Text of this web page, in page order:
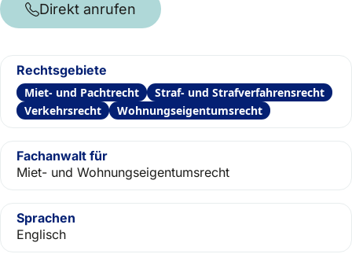
Direkt anrufen
Rechtsgebiete
Miet- und Pachtrecht
Straf- und Strafverfahrensrecht
Verkehrsrecht
Wohnungseigentumsrecht
Fachanwalt für
Miet- und Wohnungseigentumsrecht
Sprachen
Englisch